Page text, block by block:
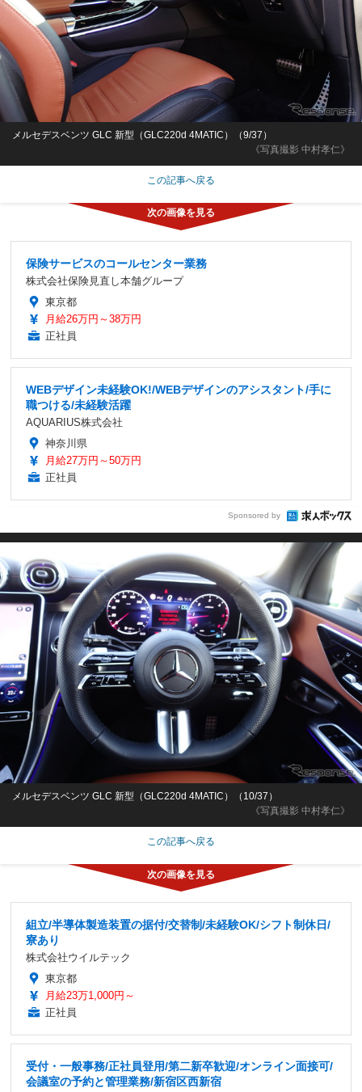
《写真撮影 中村孝仁》
メルセデスベンツ GLC 新型（GLC220d 4MATIC）（9/37）
この記事へ戻る
保険サービスのコールセンター業務
株式会社保険見直し本舗グループ
東京都
月給26万円～38万円
正社員
WEBデザイン未経験OK!/WEBデザインのアシスタント/手に
職つける/未経験活躍
AQUARIUS株式会社
神奈川県
月給27万円～50万円
正社員
Sponsored by
《写真撮影 中村孝仁》
メルセデスベンツ GLC 新型（GLC220d 4MATIC）（10/37）
この記事へ戻る
組立/半導体製造装置の据付/交替制/未経験OK/シフト制休日/
寮あり
株式会社ウイルテック
東京都
月給23万1,000円～
正社員
受付・一般事務/正社員登用/第二新卒歓迎/オンライン面接可/
会議室の予約と管理業務/新宿区西新宿